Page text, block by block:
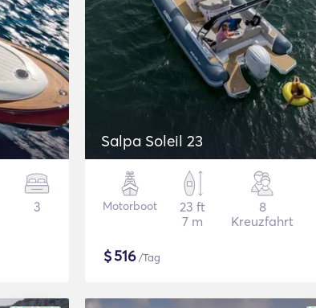
3
Salpa Soleil 23
Motorboot
23 ft
7 m
8
Kreuzfahrt
$516/Tag